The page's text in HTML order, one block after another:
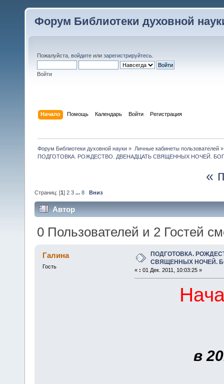
Форум Библиотеки духовной
Пожалуйста, войдите или зарегистрируйтесь
Войти
Начало Помощь Календарь Войти Регистрация
Форум Библиотеки духовной науки » Личные кабинеты пользователей»
ПОДГОТОВКА. РОЖДЕСТВО. ДВЕНАДЦАТЬ СВЯЩЕННЫХ НОЧЕЙ.
«
Страниц: [1 ] 2 3 ... 8 Вниз
Автор
Тема: ПОДГОТОВКА.
0 Пользователей и 2 Гостей
Галина
Гость
ПОДГОТОВКА.
СВЯЩЕННЫХ НОЧЕЙ.
« : 01 Дек. 2011, 10:03:25 »
в